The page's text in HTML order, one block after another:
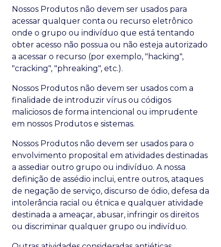
Nossos Produtos não devem ser usados para
acessar qualquer conta ou recurso eletrônico
onde o grupo ou indivíduo que está tentando
obter acesso não possua ou não esteja autorizado
a acessar o recurso (por exemplo, "hacking",
"cracking", "phreaking", etc.).
Nossos Produtos não devem ser usados com a
finalidade de introduzir vírus ou códigos
maliciosos de forma intencional ou imprudente
em nossos Produtos e sistemas.
Nossos Produtos não devem ser usados para o
envolvimento proposital em atividades destinadas
a assediar outro grupo ou indivíduo. A nossa
definição de assédio inclui, entre outros, ataques
de negação de serviço, discurso de ódio, defesa da
intolerância racial ou étnica e qualquer atividade
destinada a ameaçar, abusar, infringir os direitos
ou discriminar qualquer grupo ou indivíduo.